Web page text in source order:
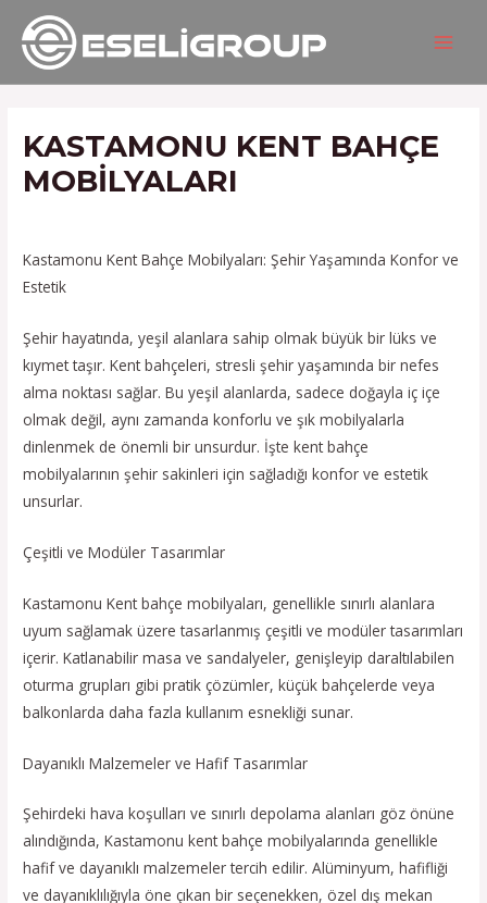
İçeriğe
atla
KASTAMONU KENT BAHÇE
MOBILYALARI
Kastamonu Kent Bahçe Mobilyaları: Şehir Yaşamında Konfor ve
Estetik
Şehir hayatında, yeşil alanlara sahip olmak büyük bir lüks ve
kıymet taşır. Kent bahçeleri, stresli şehir yaşamında bir nefes
alma noktası sağlar. Bu yeşil alanlarda, sadece doğayla iç içe
olmak değil, aynı zamanda konforlu ve şık mobilyalarla
dinlenmek de önemli bir unsurdur. İşte kent bahçe
mobilyalarının şehir sakinleri için sağladığı konfor ve estetik
unsurlar.
Çeşitli ve Modüler Tasarımlar
Kastamonu Kent bahçe mobilyaları, genellikle sınırlı alanlara
uyum sağlamak üzere tasarlanmış çeşitli ve modüler tasarımları
içerir. Katlanabilir masa ve sandalyeler, genişleyip daraltılabilen
oturma grupları gibi pratik çözümler, küçük bahçelerde veya
balkonlarda daha fazla kullanım esnekliği sunar.
Dayanıklı Malzemeler ve Hafif Tasarımlar
Şehirdeki hava koşulları ve sınırlı depolama alanları göz önüne
alındığında, Kastamonu kent bahçe mobilyalarında genellikle
hafif ve dayanıklı malzemeler tercih edilir. Alüminyum, hafifliği
ve dayanıklılığıyla öne çıkan bir seçenekken, özel dış mekan
Yazı
gezinmesi